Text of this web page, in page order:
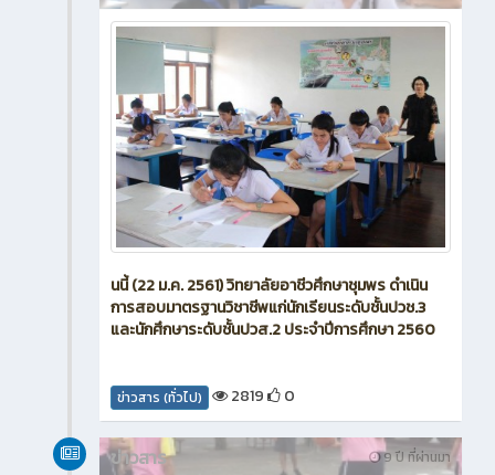
นนี้ (22 ม.ค. 2561) วิทยาลัยอาชีวศึกษาชุมพร ดำเนิน
การสอบมาตรฐานวิชาชีพแก่นักเรียนระดับชั้นปวช.3
และนักศึกษาระดับชั้นปวส.2 ประจำปีการศึกษา 2560
ข่าวสาร (ทั่วไป) 2819 0
9 ปี ที่ผ่านมา
ข่าวสาร